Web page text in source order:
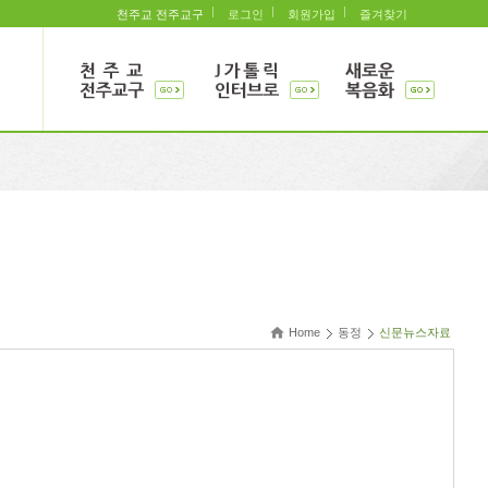
천주교 전주교구 로그인 회원가입 즐겨찾기
Home 동정 신문뉴스자료